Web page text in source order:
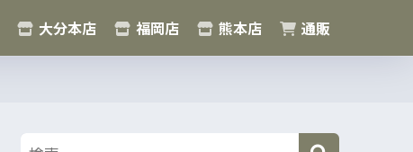
大分本店 福岡店 熊本店 通販